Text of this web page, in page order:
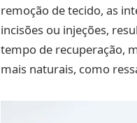
remoção de tecido, as
incisões ou injeções,
tempo de recuperação,
mais naturais, como